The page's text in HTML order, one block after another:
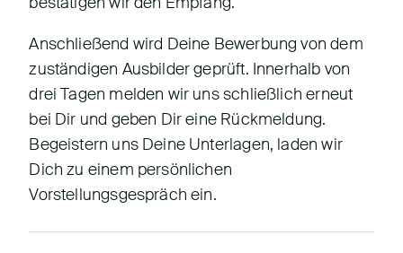
Anschließend wird Deine Bewerbung von dem
zuständigen Ausbilder geprüft. Innerhalb von
drei Tagen melden wir uns schließlich erneut
bei Dir und geben Dir eine Rückmeldung.
Begeistern uns Deine Unterlagen, laden wir
Dich zu einem persönlichen
Vorstellungsgespräch ein.